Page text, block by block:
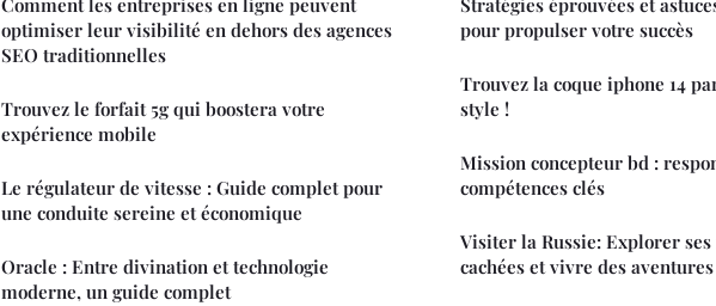
optimiser leur visibilité en dehors des agences
SEO traditionnelles
Trouvez le forfait 5g qui boostera votre
expérience mobile
Le régulateur de vitesse : Guide complet pour
une conduite sereine et économique
Oracle : Entre divination et technologie
moderne, un guide complet
pour propulser votre succès
Trouvez la coque iphone 14
style !
Mission concepteur bd :
compétences clés
Visiter la Russie: Explorer
cachées et vivre des